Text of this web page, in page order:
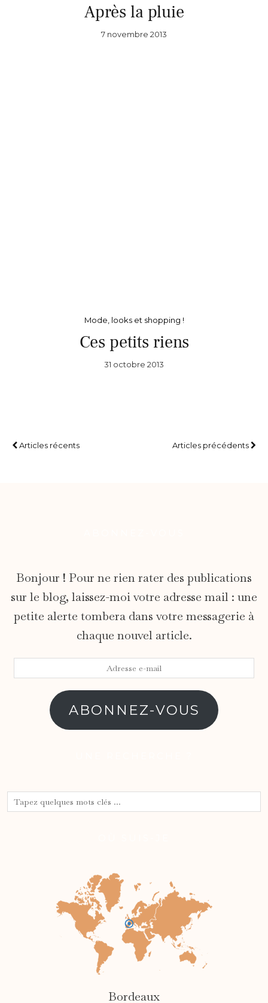
Après la pluie
7 novembre 2013
Mode, looks et shopping !
Ces petits riens
31 octobre 2013
Articles récents Articles précédents
Bonjour ! Pour ne rien rater des publications
sur le blog, laissez-moi votre adresse mail : une
petite alerte tombera dans votre messagerie à
chaque nouvel article.
ABONNEZ-VOUS
Bordeaux